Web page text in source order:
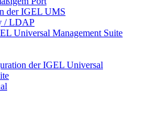
der IGEL UMS
/ LDAP
Universal Management Suite
der IGEL Universal